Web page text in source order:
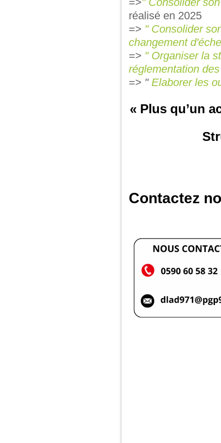
réalisé en 2025
=> " Consolider
changement
=> " Organiser la
réglementation
=> " Elaborer les
« Plus qu’un
Contactez